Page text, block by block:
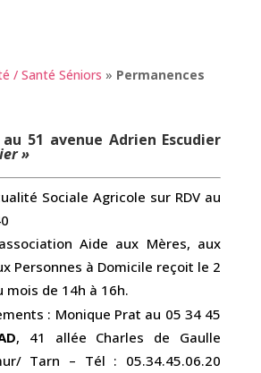
/ Santé Séniors » Permanences
51 avenue Adrien Escudier
»
Sociale Agricole sur RDV au
Aide aux Mères, aux
Personnes à Domicile reçoit le 2
mois de 14h à 16h.
: Monique Prat au 05 34 45
, 41 allée Charles de Gaulle
Tarn – Tél : 05.34.45.06.20